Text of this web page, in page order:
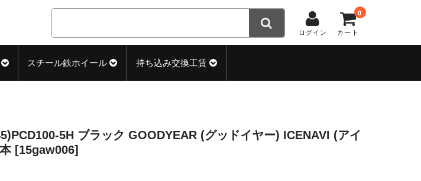
ログイン カート
0
スチール鉄ホイール 持ち込み交換工賃
5H ブラック GOODYEAR (グッドイヤー) ICENAVI (アイ
[15gaw006]